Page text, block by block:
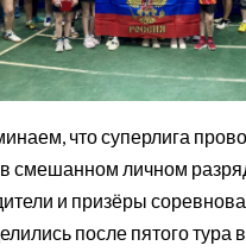
что суперлига
смешанном личном
и призёры
после пятого тура